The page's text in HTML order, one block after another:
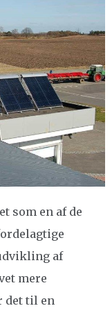
som en af de
af
mere
det til en